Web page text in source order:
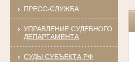
ПРЕСС-СЛУЖБА
УПРАВЛЕНИЕ СУДЕБНОГО
ДЕПАРТАМЕНТА
СУДЫ СУБЪЕКТА РФ